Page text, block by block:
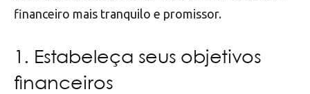
financeiro mais tranquilo e promissor.
1. Estabeleça seus objetivos
financeiros